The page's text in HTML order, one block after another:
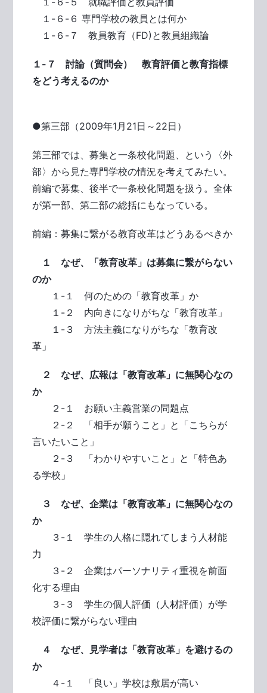
１-６-６ 専門学校の教員とは何か
１-６-７ 教員教育（FD)と教員組織論
１-７ 討論（質問会） 教育評価と教育指標
をどう考えるのか
●第三部（2009年1月21日～22日）
第三部では、募集と一条校化問題、という〈外
部〉から見た専門学校の情況を考えてみたい。
前編で募集、後半で一条校化問題を扱う。全体
が第一部、第二部の総括にもなっている。
前編：募集に繋がる教育改革はどうあるべきか
１ なぜ、「教育改革」は募集に繋がらない
のか
１-１ 何のための「教育改革」か
１-２ 内向きになりがちな「教育改革」
１-３ 方法主義になりがちな「教育改
革」
２ なぜ、広報は「教育改革」に無関心なの
か
２-１ お願い主義営業の問題点
２-２ 「相手が願うこと」と「こちらが
言いたいこと」
２-３ 「わかりやすいこと」と「特色あ
る学校」
３ なぜ、企業は「教育改革」に無関心なの
か
３-１ 学生の人格に隠れてしまう人材能
力
３-２ 企業はパーソナリティ重視を前面
化する理由
３-３ 学生の個人評価（人材評価）が学
校評価に繋がらない理由
４ なぜ、見学者は「教育改革」を避けるの
か
４-１ 「良い」学校は敷居が高い